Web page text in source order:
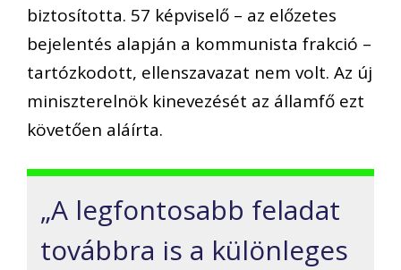
biztosította. 57 képviselő – az előzetes
bejelentés alapján a kommunista frakció –
tartózkodott, ellenszavazat nem volt. Az új
miniszterelnök kinevezését az államfő ezt
követően aláírta.
„A legfontosabb feladat
továbbra is a különleges